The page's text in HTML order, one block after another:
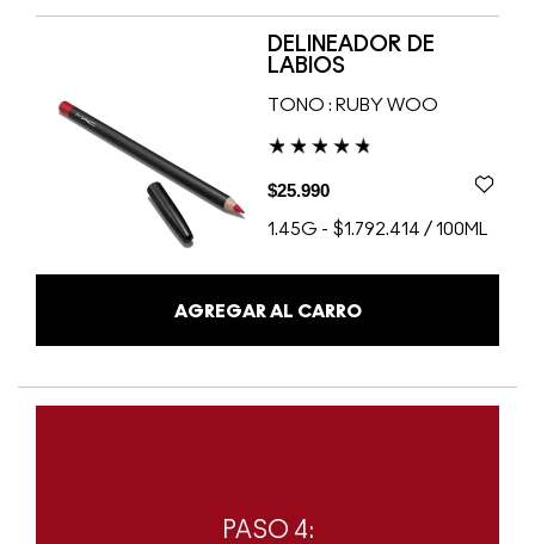
DELINEADOR DE
LABIOS
TONO : RUBY WOO
$25.990
1.45G - $1.792.414 / 100ML
AGREGAR AL CARRO
PASO 4: